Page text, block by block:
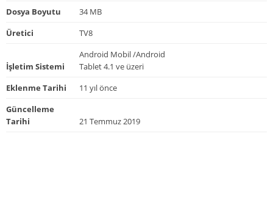
Dosya Boyutu
34 MB
Üretici
TV8
İşletim Sistemi
Android Mobil /Android
Tablet 4.1 ve üzeri
Eklenme Tarihi
11 yıl önce
Güncelleme
Tarihi
21 Temmuz 2019